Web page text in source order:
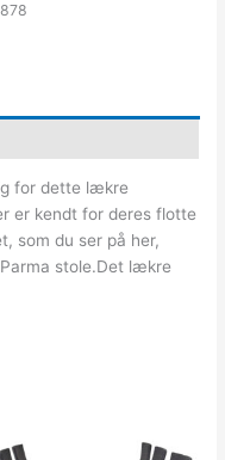
for dette lækre
er kendt for deres flotte
som du ser på her,
stole.Det lækre